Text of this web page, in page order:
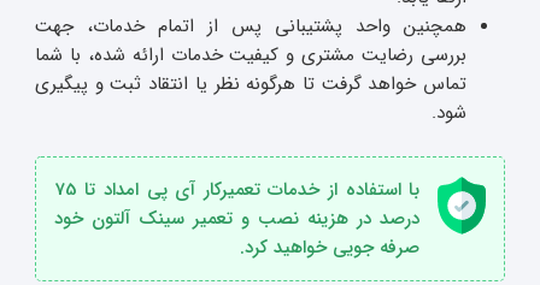
همچنین واحد پشتیبانی پس از اتمام خدمات، جهت
بررسی رضایت مشتری و کیفیت خدمات ارائه‌ شده، با شما
تماس خواهد گرفت تا هرگونه نظر یا انتقاد ثبت و پیگیری
شود.
با استفاده از خدمات تعمیرکار آی پی امداد تا 75
درصد در هزینه نصب و تعمیر سینک آلتون خود
صرفه جویی خواهید کرد.